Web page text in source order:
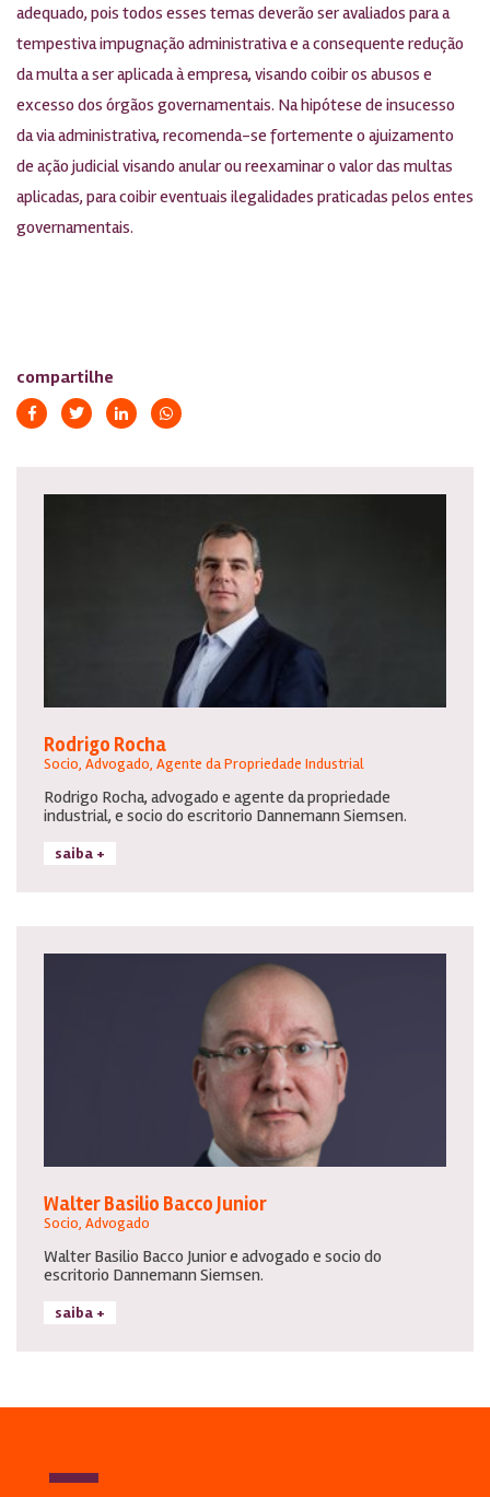
adequado, pois todos esses temas deverão ser avaliados para a
tempestiva impugnação administrativa e a consequente redução
da multa a ser aplicada à empresa, visando coibir os abusos e
excesso dos órgãos governamentais. Na hipótese de insucesso
da via administrativa, recomenda-se fortemente o ajuizamento
de ação judicial visando anular ou reexaminar o valor das multas
aplicadas, para coibir eventuais ilegalidades praticadas pelos entes
governamentais.
compartilhe
Rodrigo Rocha
Socio, Advogado, Agente da Propriedade Industrial
Rodrigo Rocha, advogado e agente da propriedade
industrial, e socio do escritorio Dannemann Siemsen.
saiba +
Walter Basilio Bacco Junior
Socio, Advogado
Walter Basilio Bacco Junior e advogado e socio do
escritorio Dannemann Siemsen.
saiba +